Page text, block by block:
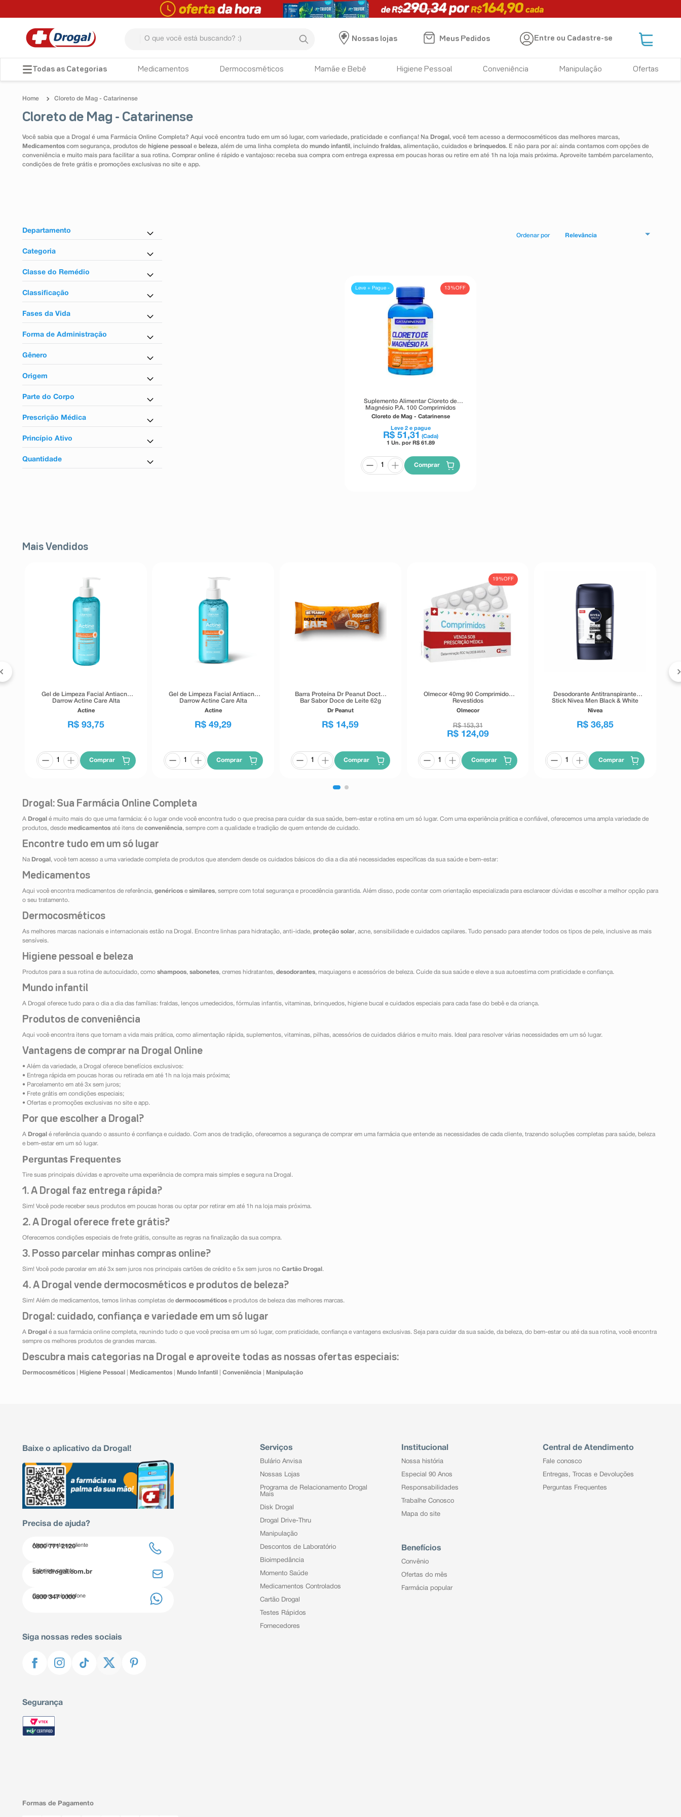
Nossas lojas
Meus Pedidos Entre ou Cadastre-se
Medicamentos Dermocosméticos Mamãe e Bebê Higiene Pessoal Conveniência Manipulação Ofertas
Cloreto de Mag - Catarinense
Cloreto de Mag - Catarinense
Você sabia que a Drogal é uma Farmácia Online Completa? Aqui você encontra tudo em um só lugar, com variedade, praticidade e confiança! Na Drogal , você tem acesso a dermocosméticos das melhores marcas,
Medicamentos com segurança, produtos de higiene pessoal e beleza, além de uma linha completa do mundo infantil , incluindo fraldas, alimentação, cuidados e brinquedos. E não para por aí: ainda contamos com opções de
conveniência e muito mais para facilitar a sua rotina. Comprar online é rápido e vantajoso: receba sua compra com entrega expressa em poucas horas ou retire em até 1h na loja mais próxima. Aproveite também parcelamento,
condições de frete grátis e promoções exclusivas no site e app.
Departamento
Farmácia em Casa
Categoria
Correlato
Classe do Remédio
Vitaminas suplementos
Classificação
Sem tarja
Fases da Vida
Para adultos
Forma de Administração
Uso oral
Gênero
Unissex
Origem
Nacional
Parte do Corpo
Para o corpo
Prescrição Médica
Não
Princípio Ativo
Cloreto De Magnésio
Quantidade
Relevância
13%OFF
Leve + Pague -
Suplemento Alimentar Cloreto de
Magnésio P.A. 100 Comprimidos
Cloreto de Mag - Catarinense
Leve 2e pague
R$ 51 ,31
(Cada)
1 Un. por R$ 61.89
Comprar
Mais Vendidos
Gel de Limpeza Facial Antiacne
Darrow Actine Care Alta
Tolerância 400g
Actine
R$ 93,75
Comprar
Gel de Limpeza Facial Antiacne
Darrow Actine Care Alta
Tolerância 140g
Actine
R$ 49,29
Comprar
Barra Proteína Dr Peanut Doctor
Bar Sabor Doce de Leite 62g
Dr Peanut
R$ 14,59
Comprar
19%OFF
Olmecor 40mg 90 Comprimidos
Revestidos
Olmecor
R$ 153,31
R$ 124,09
Comprar
Desodorante Antitranspirante
Stick Nivea Men Black & White
Invisible 72h 54g
Nivea
R$ 36,85
Comprar
Drogal: Sua Farmácia Online Completa
A Drogal é muito mais do que uma farmácia: é o lugar onde você encontra tudo o que precisa para cuidar da sua saúde, bem-estar e rotina em um só lugar. Com uma experiência prática e confiável, oferecemos uma ampla variedade de
produtos, desde medicamentos até itens de conveniência, sempre com a qualidade e tradição de quem entende de cuidado.
Encontre tudo em um só lugar
Na Drogal , você tem acesso a uma variedade completa de produtos que atendem desde os cuidados básicos do dia a dia até necessidades específicas da sua saúde e bem-estar:
Medicamentos
Aqui você encontra medicamentos de referência, genéricos e similares, sempre com total segurança e procedência garantida. Além disso, pode contar com orientação especializada para esclarecer dúvidas e escolher a melhor opção para
o seu tratamento.
Dermocosméticos
As melhores marcas nacionais e internacionais estão na Drogal. Encontre linhas para hidratação, anti-idade, proteção solar, acne, sensibilidade e cuidados capilares. Tudo pensado para atender todos os tipos de pele, inclusive as mais
sensíveis.
Higiene pessoal e beleza
Produtos para a sua rotina de autocuidado, como shampoos, sabonetes, cremes hidratantes, desodorantes, maquiagens e acessórios de beleza. Cuide da sua saúde e eleve a sua autoestima com praticidade e confiança.
Mundo infantil
A Drogal oferece tudo para o dia a dia das famílias: fraldas, lenços umedecidos, fórmulas infantis, vitaminas, brinquedos, higiene bucal e cuidados especiais para cada fase do bebê e da criança.
Produtos de conveniência
Aqui você encontra itens que tornam a vida mais prática, como alimentação rápida, suplementos, vitaminas, pilhas, acessórios de cuidados diários e muito mais. Ideal para resolver várias necessidades em um só lugar.
Vantagens de comprar na Drogal Online
• Além da variedade, a Drogal oferece benefícios exclusivos:
• Entrega rápida em poucas horas ou retirada em até 1h na loja mais próxima;
• Parcelamento em até 3x sem juros;
• Frete grátis em condições especiais;
• Ofertas e promoções exclusivas no site e app.
Por que escolher a Drogal?
A Drogal é referência quando o assunto é confiança e cuidado. Com anos de tradição, oferecemos a segurança de comprar em uma farmácia que entende as necessidades de cada cliente, trazendo soluções completas para saúde, beleza
e bem-estar em um só lugar.
Perguntas Frequentes
Tire suas principais dúvidas e aproveite uma experiência de compra mais simples e segura na Drogal.
1. A Drogal faz entrega rápida?
Sim! Você pode receber seus produtos em poucas horas ou optar por retirar em até 1h na loja mais próxima.
2. A Drogal oferece frete grátis?
Oferecemos condições especiais de frete grátis, consulte as regras na finalização da sua compra.
3. Posso parcelar minhas compras online?
Sim! Você pode parcelar em até 3x sem juros nos principais cartões de crédito e 5x sem juros no Cartão Drogal .
4. A Drogal vende dermocosméticos e produtos de beleza?
Sim! Além de medicamentos, temos linhas completas de dermocosméticos e produtos de beleza das melhores marcas.
Drogal: cuidado, confiança e variedade em um só lugar
A Drogal é a sua farmácia online completa, reunindo tudo o que você precisa em um só lugar, com praticidade, confiança e vantagens exclusivas. Seja para cuidar da sua saúde, da beleza, do bem-estar ou até da sua rotina, você encontra
sempre os melhores produtos de grandes marcas.
Descubra mais categorias na Drogal e aproveite todas as nossas ofertas especiais:
Dermocosméticos Higiene Pessoal Medicamentos Mundo Infantil Conveniência Manipulação
Baixe o aplicativo da Drogal!
Precisa de ajuda?
Atendimento ao cliente
0800 771 2120
Entre em contato
sac@drogal.com.br
Compre pelo telefone
0800 347 0000
Siga nossas redes sociais
Segurança
Serviços
Bulário Anvisa
Nossas Lojas
Programa de Relacionamento Drogal
Mais
Disk Drogal
Drogal Drive-Thru
Manipulação
Descontos de Laboratório
Bioimpedância
Momento Saúde
Medicamentos Controlados
Cartão Drogal
Testes Rápidos
Fornecedores
Institucional
Nossa história
Especial 90 Anos
Responsabilidades
Trabalhe Conosco
Mapa do site
Benefícios
Convênio
Ofertas do mês
Farmácia popular
Central de Atendimento
Fale conosco
Entregas, Trocas e Devoluções
Perguntas Frequentes
Formas de Pagamento
TERMOS MAIS BUSCADOS
3 º lenço umedecido
4º tadalafila
5º minoxidil